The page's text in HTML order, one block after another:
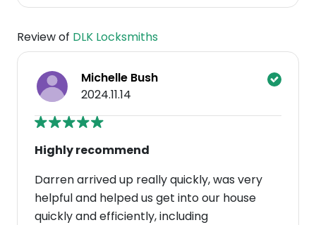
Review of DLK Locksmiths
Michelle Bush
2024.11.14
Highly recommend
Darren arrived up really quickly, was very
helpful and helped us get into our house
quickly and efficiently, including